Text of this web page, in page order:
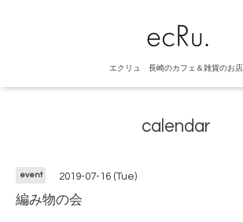
エクリュ 長崎のカフェ＆雑貨のお店
calendar
event 2019-07-16 (Tue)
編み物の会